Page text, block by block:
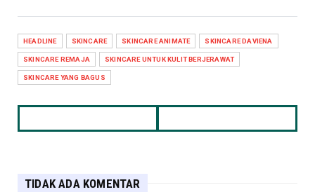
HEADLINE SKINCARE SKINCARE ANIMATE SKINCARE DAVIENA
SKINCARE REMAJA SKINCARE UNTUK KULIT BERJERAWAT
SKINCARE YANG BAGUS
TIDAK ADA KOMENTAR